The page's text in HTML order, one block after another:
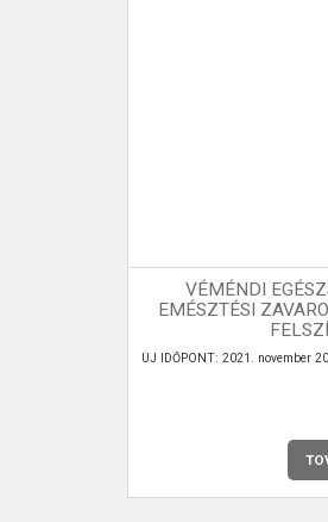
VÉMÉNDI
EMÉSZTÉSI
ÚJ IDŐPONT: 2021. november